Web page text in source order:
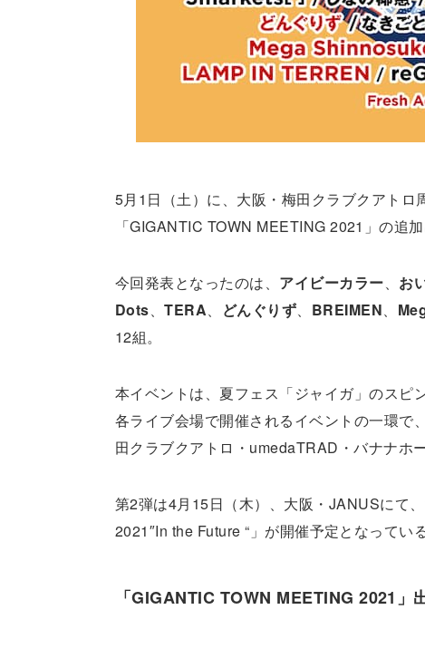
5月1日（土）に、大阪・梅田クラブクアト
「GIGANTIC TOWN MEETING 2021」の追
今回発表となったのは、 アイビーカラー、 お
Dots、TERA、 どんぐりず、 BREIMEN、
12組。
本イベントは、夏フェス「ジャイガ」のスピ
各ライブ会場で開催されるイベントの一環で
田クラブクアトロ・umedaTRAD・バナナホ
第2弾は4月15日（木）、大阪・JANUSにて
2021″In the Future “」が開催予定となっている
「GIGANTIC TOWN MEETING 2021」